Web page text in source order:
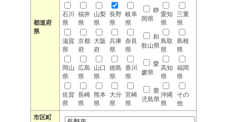
都道府
県
石川
県
福井
県
山梨
県
長野
県
岐阜
県
静
岡県
愛知
県
三重
県
滋賀
県
京都
府
大阪
府
兵庫
県
奈良
県
和
歌山県
鳥取
県
島根
県
岡山
県
広島
県
山口
県
徳島
県
香川
県
愛
媛県
高知
県
福岡
県
佐賀
県
長崎
県
熊本
県
大分
県
宮崎
県
鹿
児島県
沖縄
県
その
他
市区町